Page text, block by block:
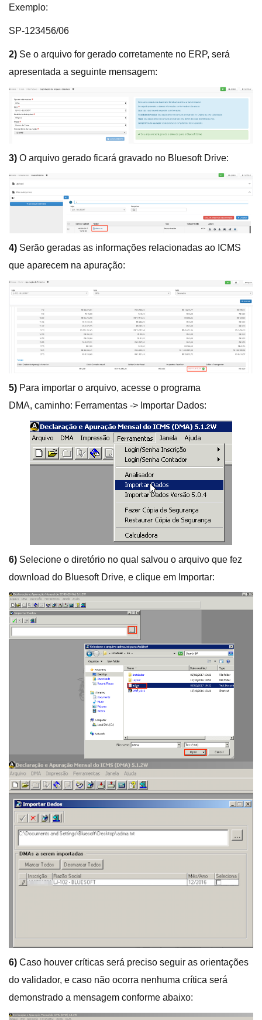
Exemplo:
SP-123456/06
2) Se o arquivo for gerado corretamente no ERP, será
apresentada a seguinte mensagem:
3) O arquivo gerado ficará gravado no Bluesoft Drive:
4) Serão geradas as informações relacionadas ao ICMS
que aparecem na apuração:
5) Para importar o arquivo, acesse o programa
DMA, caminho: Ferramentas -> Importar Dados:
6) Selecione o diretório no qual salvou o arquivo que fez
download do Bluesoft Drive, e clique em Importar:
6) Caso houver críticas será preciso seguir as orientações
do validador, e caso não ocorra nenhuma crítica será
demonstrado a mensagem conforme abaixo: